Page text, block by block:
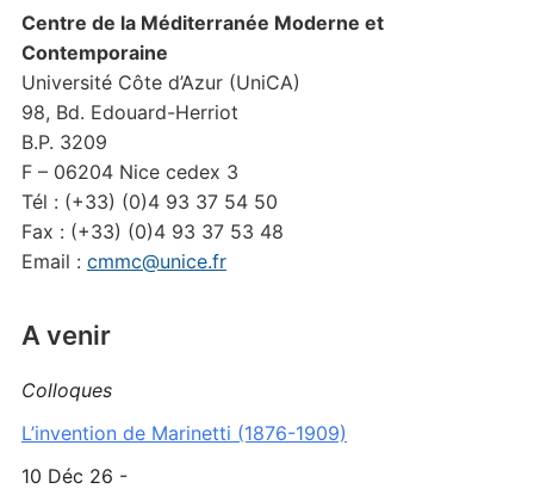
Centre de la Méditerranée Moderne et
Contemporaine
Université Côte d’Azur (UniCA)
98, Bd. Edouard-Herriot
B.P. 3209
F – 06204 Nice cedex 3
Tél : (+33) (0)4 93 37 54 50
Fax : (+33) (0)4 93 37 53 48
Email : cmmc@unice.fr
A venir
Colloques
L’invention de Marinetti (1876-1909)
10 Déc 26 -